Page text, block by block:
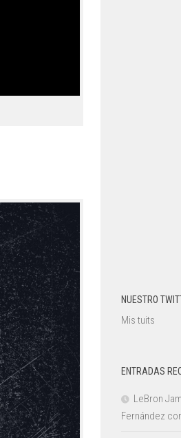
NUESTRO
Mis tuits
ENTRADAS
LeBron
Fernández